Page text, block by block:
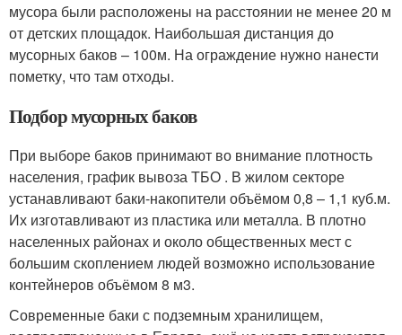
мусора были расположены на расстоянии не менее 20 м
от детских площадок. Наибольшая дистанция до
мусорных баков – 100м. На ограждение нужно нанести
пометку, что там отходы.
Подбор мусорных баков
При выборе баков принимают во внимание плотность
населения, график вывоза ТБО . В жилом секторе
устанавливают баки-накопители объёмом 0,8 – 1,1 куб.м.
Их изготавливают из пластика или металла. В плотно
населенных районах и около общественных мест с
большим скоплением людей возможно использование
контейнеров объёмом 8 м3.
Современные баки с подземным хранилищем,